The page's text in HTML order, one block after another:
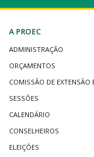
A PROEC
ADMINISTRAÇÃO
ORÇAMENTOS
COMISSÃO DE EXTENSÃO
SESSÕES
CALENDÁRIO
CONSELHEIROS
ELEIÇÕES